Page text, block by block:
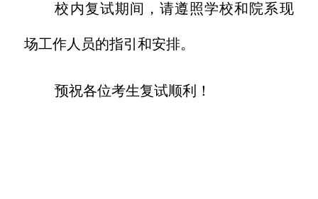
校内复试期间，请遵照学校和院系现
场工作人员的指引和安排。
预祝各位考生复试顺利！